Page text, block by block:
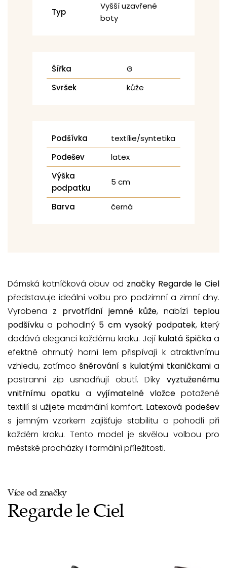
Typ
Vyšší uzavřené
boty
Šířka
G
Svršek
kůže
Podšívka
textílie/syntetika
Podešev
latex
Výška
podpatku
5 cm
Barva černá
Dámská kotníčková obuv od značky Regarde le Ciel
představuje ideální volbu pro podzimní a zimní dny.
Vyrobena z prvotřídní jemné kůže, nabízí teplou
podšívku a pohodlný 5 cm vysoký podpatek, který
dodává eleganci každému kroku. Její kulatá špička a
efektně ohrnutý horní lem přispívají k atraktivnímu
vzhledu, zatímcošněrování s kulatými tkaničkamia
postranní zip usnadňují obutí. Díky vyztuženému
vnitřnímu opatku avyjímatelné vložcepotažené
textilií si užijete maximální komfort. Latexová podešev
s jemným vzorkem zajišťuje stabilitu a pohodlí při
každém kroku. Tento model je skvělou volbou pro
městské procházky i formální příležitosti.
Více od značky
Regarde le Ciel